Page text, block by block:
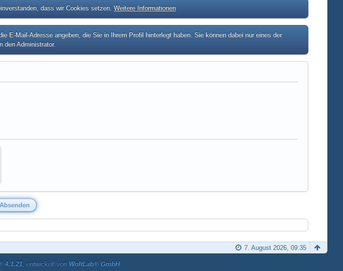
dass wir Cookies setzen. Weitere Informationen
E-Mail-Adresse angeben, die Sie in Ihrem Profil hinterlegt haben. Sie können dabei nur eines der
den Administrator.
7. August 2026, 09:35
4.1.21, entwickelt von WoltLab® GmbH